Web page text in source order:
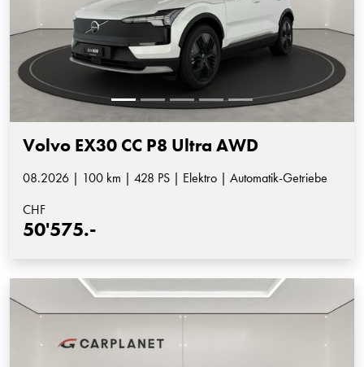
Volvo EX30 CC P8 Ultra AWD
08.2026 | 100 km | 428 PS | Elektro | Automatik-Getriebe
CHF
50'575.-